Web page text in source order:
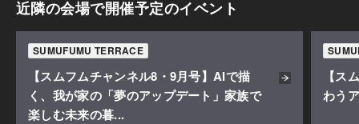
近隣の会場で開催予定のイベント
【スムフムチャンネル8・9月号】AIで描
く、我が家の「夢のアップデート」家族で
楽しむ未来の暮...
SUMUFUMU TERRACE
【ス
わう